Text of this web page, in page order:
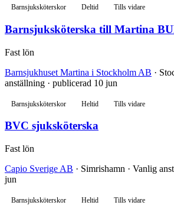
Barnsjuksköterskor Deltid Tills vidare
Barnsjuksköterska till Martina
Fast lön
Barnsjukhuset Martina i Stockholm AB ·
anställning · publicerad 10 jun
Barnsjuksköterskor Heltid Tills vidare
BVC sjuksköterska
Fast lön
Capio Sverige AB · Simrishamn · Vanlig
jun
Barnsjuksköterskor Heltid Tills vidare